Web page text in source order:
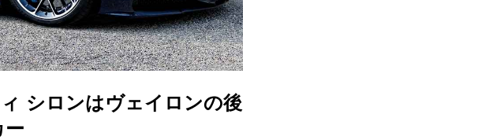
シロンはヴェイロンの後
ー